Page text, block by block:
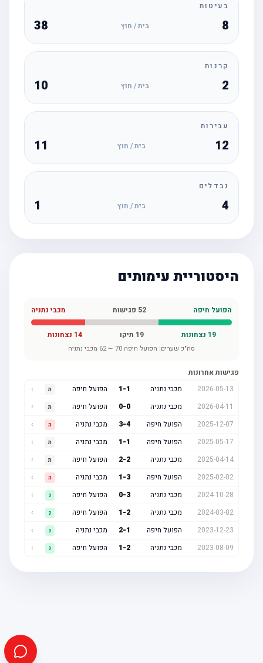
בעיטות
בית / חוץ 38
קרנות
בית / חוץ 10
עבירות
12 בית / חוץ 11
נבדלים
בית / חוץ
היסטוריית עימותים
הפועל חיפה 52פגישות מכבי נתניה
19נצחונות 19תיקו 14נצחונות
סה"כ שערים:הפועל חיפה 70
—
62 מכבי נתניה
פגישות אחרונות
2026-05-13
מכבי נתניה 1 הפועל חיפה
2026-04-11
מכבי נתניה 0- הפועל חיפה
2025-12-07
הפועל חיפה 3- מכבי נתניה
2025-05-17
הפועל חיפה 1 מכבי נתניה
2025-04-14
מכבי נתניה 2- הפועל חיפה
2025-02-02
הפועל חיפה 1- מכבי נתניה
2024-10-28
מכבי נתניה 0- הפועל חיפה
2024-03-02
מכבי נתניה 1- הפועל חיפה
2023-12-23
הפועל חיפה 2 מכבי נתניה
2023-08-09
מכבי נתניה 1- הפועל חיפה